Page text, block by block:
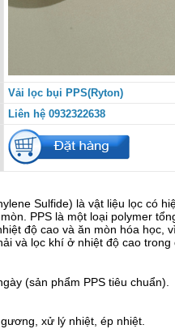
Vải lọc bụi PPS(Ryton)
Liên hệ 0932322638
Sulfide) là vật liệu lọc có
PPS là một loại polymer
độ cao và ăn mòn hóa học,
và lọc khí ở nhiệt độ cao trong
(sản phẩm PPS tiêu chuẩn).
xử lý nhiệt, ép nhiệt.